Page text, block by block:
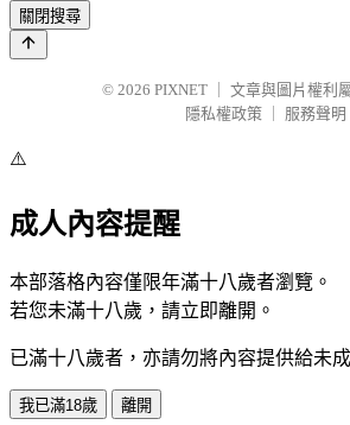
關閉搜尋
© 2026 PIXNET
文章與圖片權利
隱私權政策
服務聲明
⚠️
成人內容提醒
本部落格內容僅限年滿十八歲者瀏覽。
若您未滿十八歲，請立即離開。
已滿十八歲者，亦請勿將內容提供給未
我已滿18歲 離開